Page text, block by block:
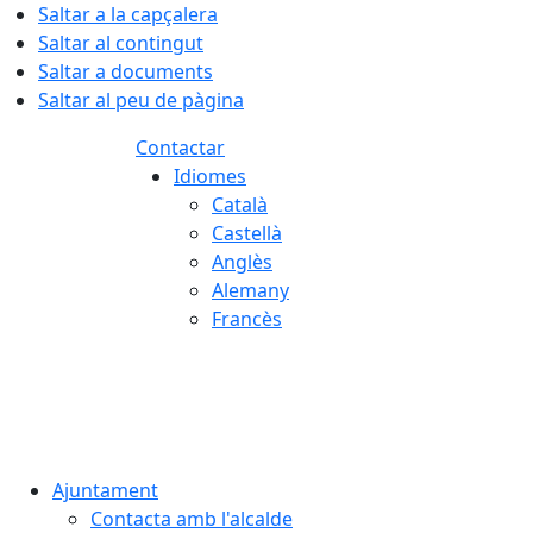
Saltar a la capçalera
Saltar al contingut
Saltar a documents
Saltar al peu de pàgina
Contactar
Idiomes
Català
Castellà
Anglès
Alemany
Francès
Ajuntament
Contacta amb l'alcalde